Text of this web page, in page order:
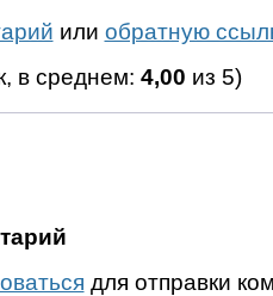
или обратную
в среднем: 4,00 из 5)
для отправки